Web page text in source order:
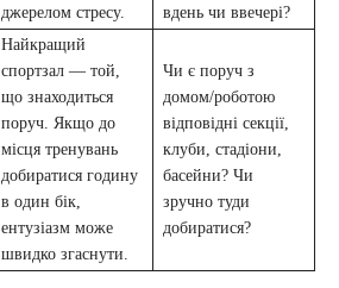
джерелом стресу.
вдень чи ввечері?
Найкращий
спортзал — той,
що знаходиться
поруч. Якщо до
місця тренувань
добиратися годину
в один бік,
ентузіазм може
швидко згаснути.
Чи є поруч з
домом/роботою
відповідні секції,
клуби, стадіони,
басейни? Чи
зручно туди
добиратися?